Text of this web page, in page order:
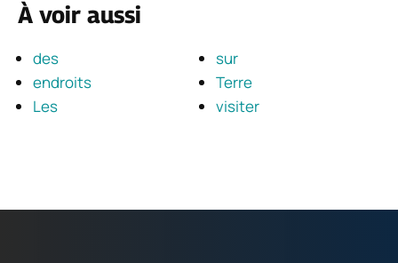
À voir aussi
des
endroits
Les
sur
Terre
visiter